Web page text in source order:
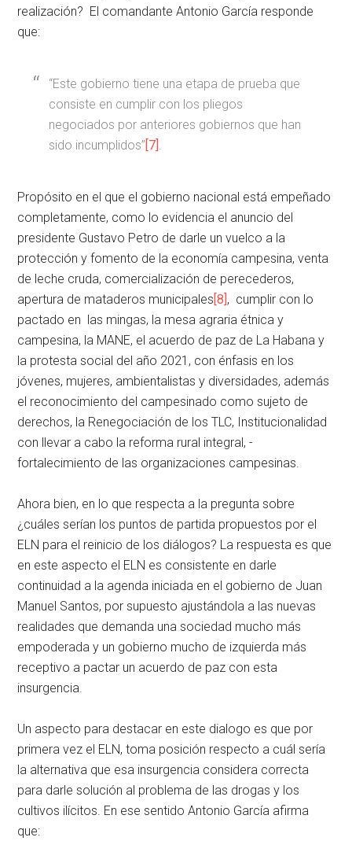
realización? El comandante Antonio García responde
que:
“Este gobierno tiene una etapa de prueba que
consiste en cumplir con los pliegos
negociados por anteriores gobiernos que han
sido incumplidos” [7] .
Propósito en el que el gobierno nacional está empeñado
completamente, como lo evidencia el anuncio del
presidente Gustavo Petro de darle un vuelco a la
protección y fomento de la economía campesina, venta
de leche cruda, comercialización de perecederos,
apertura de mataderos municipales [8] , cumplir con lo
pactado en las mingas, la mesa agraria étnica y
campesina, la MANE, el acuerdo de paz de La Habana y
la protesta social del año 2021, con énfasis en los
jóvenes, mujeres, ambientalistas y diversidades, además
el reconocimiento del campesinado como sujeto de
derechos, la Renegociación de los TLC, Institucionalidad
con llevar a cabo la reforma rural integral, -
fortalecimiento de las organizaciones campesinas.
Ahora bien, en lo que respecta a la pregunta sobre
¿cuáles serían los puntos de partida propuestos por el
ELN para el reinicio de los diálogos? La respuesta es que
en este aspecto el ELN es consistente en darle
continuidad a la agenda iniciada en el gobierno de Juan
Manuel Santos, por supuesto ajustándola a las nuevas
realidades que demanda una sociedad mucho más
empoderada y un gobierno mucho de izquierda más
receptivo a pactar un acuerdo de paz con esta
insurgencia.
Un aspecto para destacar en este dialogo es que por
primera vez el ELN, toma posición respecto a cuál sería
la alternativa que esa insurgencia considera correcta
para darle solución al problema de las drogas y los
cultivos ilícitos. En ese sentido Antonio García afirma
que: